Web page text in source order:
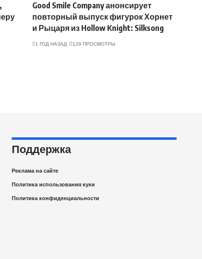
Good Smile Company анонсирует
повторный выпуск фигурок Хорнет
и Рыцаря из Hollow Knight: Silksong
1 ГОД НАЗАД 129 ПРОСМОТРЫ
Поддержка
Реклама на сайте
Политика использования куки
Политика конфиденциальности